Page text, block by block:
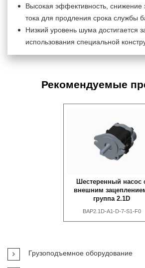
Высокая эффективность, снижение
тока для продления срока службы
Низкий уровень шума достигается
использования специальной
Рекомендуемые
Шестеренный насос
внешним
группа 2.1D
BAP2.1D-A1-D-7-S1-F0
Грузоподъемное оборудование